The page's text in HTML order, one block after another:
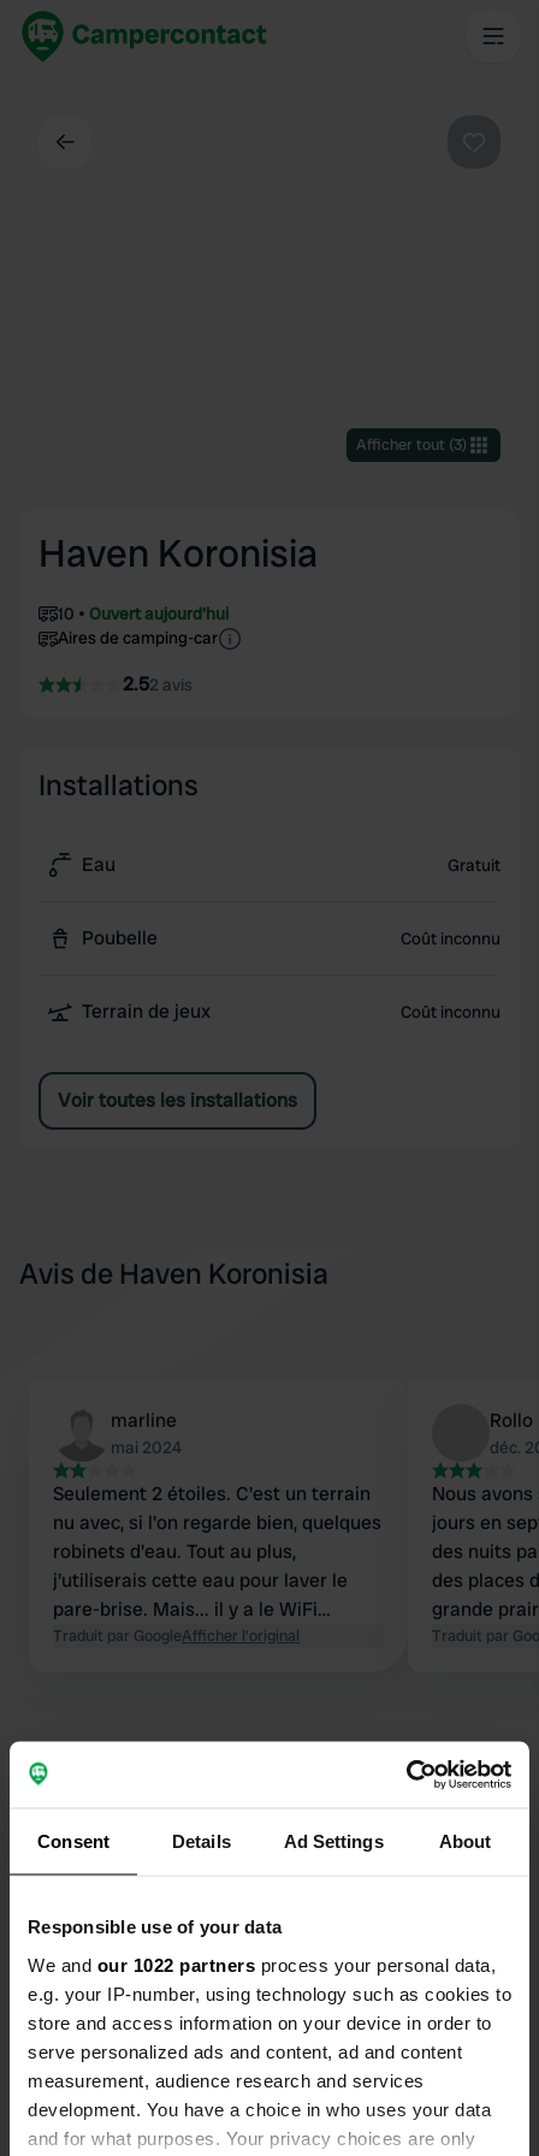
Consent Details Ad Settings About
Responsible use of your data
We and our 1022 partners process your personal data,
e.g. your IP-number, using technology such as cookies to
store and access information on your device in order to
serve personalized ads and content, ad and content
measurement, audience research and services
development. You have a choice in who uses your data
and for what purposes. Your privacy choices are only
Afficher tout(3)
Haven Koronisia
10
Ouvert aujourd'hui
Aires de camping-car
2.52 avis
Installations
Eau Gratuit
Poubelle Coût inconnu
Terrain de jeux Coût inconnu
Voir toutes les installations
Avis de Haven Koronisia
marline
mai 2024
Seulement 2 étoiles. C'est un terrain
nu avec, si l'on regarde bien, quelques
robinets d'eau. Tout au plus,
j'utiliserais cette eau pour laver le
pare-brise. Mais... il y a le WiFi
gratuit, il y a un mât au début où vous
belle région.
Traduit par GoogleAfficher l'original
Rollo
déc.
Nous
jours en
des nuits
des places
grande
golfe
Traduit par
Emplacement
471 00, Arta Municipality, Grèce
Coordonnées
39° 0' 48" N 20° 55' 4" E
39.0134654 20.917719
Code du site